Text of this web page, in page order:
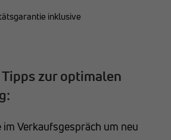
inklusive
zur optimalen
im Verkaufsgespräch um neu